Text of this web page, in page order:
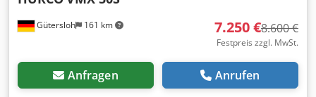
Gütersloh 161 km 7.250 €8.600 €
Festpreis zzgl. MwSt.
Anfragen Anrufen